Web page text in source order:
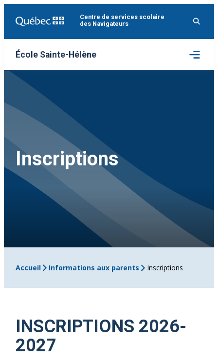
Centre de services scolaire
des Navigateurs
École Sainte-Hélène
Ouvrir
le
menu
Inscriptions
Accueil Informations aux parents Inscriptions
INSCRIPTIONS 2026-
2027